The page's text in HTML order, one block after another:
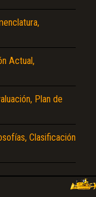
Actual,
Plan de
Clasificación